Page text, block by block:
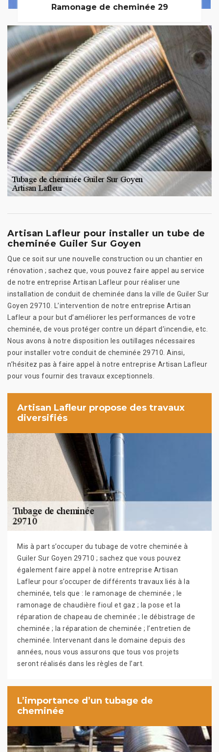
Ramonage de cheminée 29
Artisan Lafleur pour installer un tube de
cheminée Guiler Sur Goyen
Que ce soit sur une nouvelle construction ou un chantier en
rénovation ; sachez que, vous pouvez faire appel au service
de notre entreprise Artisan Lafleur pour réaliser une
installation de conduit de cheminée dans la ville de Guiler Sur
Goyen 29710. L’intervention de notre entreprise Artisan
Lafleur a pour but d’améliorer les performances de votre
cheminée, de vous protéger contre un départ d’incendie, etc.
Nous avons à notre disposition les outillages nécessaires
pour installer votre conduit de cheminée 29710. Ainsi,
n’hésitez pas à faire appel à notre entreprise Artisan Lafleur
pour vous fournir des travaux exceptionnels.
Artisan Lafleur propose des travaux
diversifiés
Mis à part s’occuper du tubage de votre cheminée à
Guiler Sur Goyen 29710 ; sachez que vous pouvez
également faire appel à notre entreprise Artisan
Lafleur pour s’occuper de différents travaux liés à la
cheminée, tels que : le ramonage de cheminée ; le
ramonage de chaudière fioul et gaz ; la pose et la
réparation de chapeau de cheminée ; le débistrage de
cheminée ; la réparation de cheminée ; l’entretien de
cheminée. Intervenant dans le domaine depuis des
années, nous vous assurons que tous vos projets
seront réalisés dans les règles de l’art.
L’importance d’un tubage de
cheminée